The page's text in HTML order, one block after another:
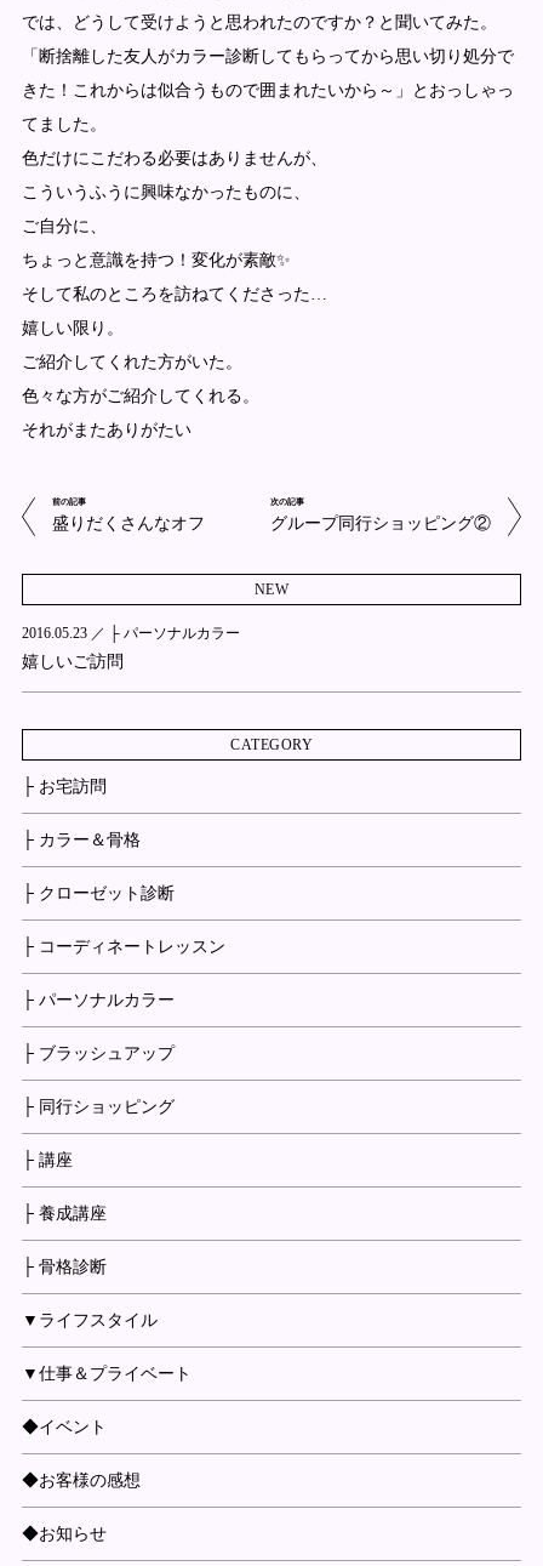
では、どうして受けようと思われたのですか？と聞いてみた。
「断捨離した友人がカラー診断してもらってから思い切り処分で
きた！これからは似合うもので囲まれたいから～」とおっしゃっ
てました。
色だけにこだわる必要はありませんが、
こういうふうに興味なかったものに、
ご自分に、
ちょっと意識を持つ！変化が素敵✨
そして私のところを訪ねてくださった…
嬉しい限り。
ご紹介してくれた方がいた。
色々な方がご紹介してくれる。
それがまたありがたい
前の記事
盛りだくさんなオフ
次の記事
グループ同行ショッピング②
NEW
2016.05.23 ／ ├ パーソナルカラー
嬉しいご訪問
CATEGORY
├ お宅訪問
├ カラー＆骨格
├ クローゼット診断
├ コーディネートレッスン
├ パーソナルカラー
├ ブラッシュアップ
├ 同行ショッピング
├ 講座
├ 養成講座
├ 骨格診断
▼ライフスタイル
▼仕事＆プライベート
◆イベント
◆お客様の感想
◆お知らせ